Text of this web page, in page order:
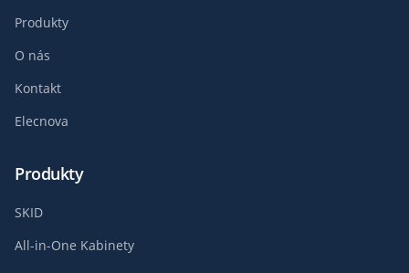
Produkty
O nás
Kontakt
Elecnova
Produkty
SKID
All-in-One Kabinety